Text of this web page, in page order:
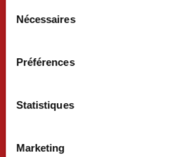
consentement
Nécessaires
Préférences
Statistiques
Marketing
02 43 06 13 09